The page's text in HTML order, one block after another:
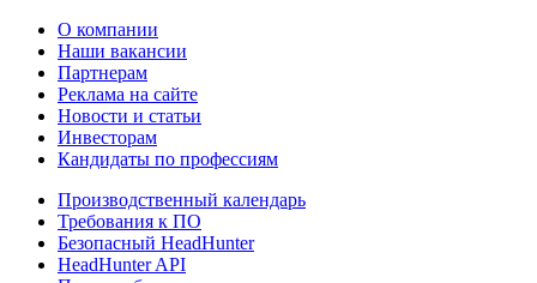
О компании
Наши вакансии
Партнерам
Реклама на сайте
Новости и статьи
Инвесторам
Кандидаты по профессиям
Производственный календарь
Требования к ПО
Безопасный HeadHunter
HeadHunter API